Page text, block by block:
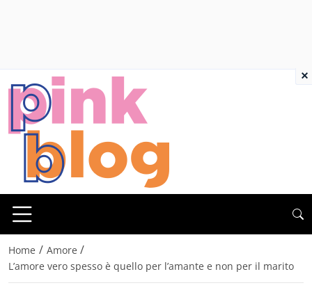
Home / Amore /
L’amore vero spesso è quello per l’amante e non per il marito
×